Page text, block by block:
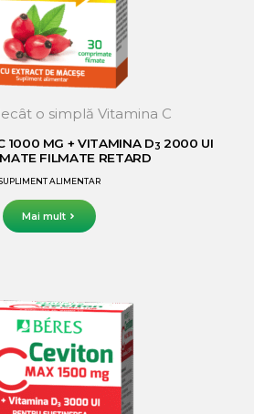
o simplă Vitamina C
1000 MG + VITAMINA D3 2000 UI
FILMATE RETARD
ALIMENTAR
Mai mult